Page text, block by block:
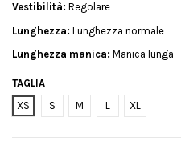
Vestibilità: Regolare
Lunghezza: Lunghezza normale
Lunghezza manica: Manica lunga
TAGLIA
XS
S M L XL